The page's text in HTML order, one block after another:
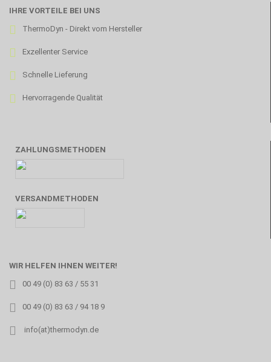
IHRE VORTEILE BEI UNS
ThermoDyn - Direkt vom Hersteller
Exzellenter Service
Schnelle Lieferung
Hervorragende Qualität
ZAHLUNGSMETHODEN
VERSANDMETHODEN
WIR HELFEN IHNEN WEITER!
00 49 (0) 83 63 / 55 31
00 49 (0) 83 63 / 94 18 9
info(at)thermodyn.de